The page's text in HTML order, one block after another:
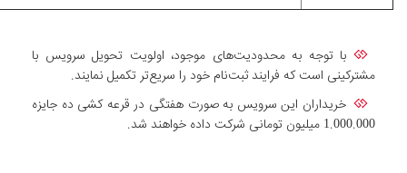
با توجه به محدودیت‌های موجود، اولویت تحویل سرویس با
مشترکینی است که فرایند ثبت‌نام خود را سریع‌تر تکمیل نمایند.
خریداران این سرویس به ­صورت هفتگی در قرعه­ کشی ده جایزه
1.000.000 میلیون تومانی شرکت داده خواهند شد.